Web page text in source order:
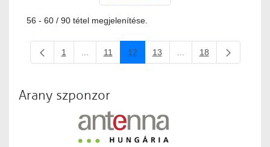
56 - 60 / 90 tétel megjelenítése.
Oldal
1 Köztes oldalak Navigáljon a TAB billentyűvel.
Oldal
11 Oldal
12 Oldal
13 Köztes oldalak
Oldal
18
Arany szponzor